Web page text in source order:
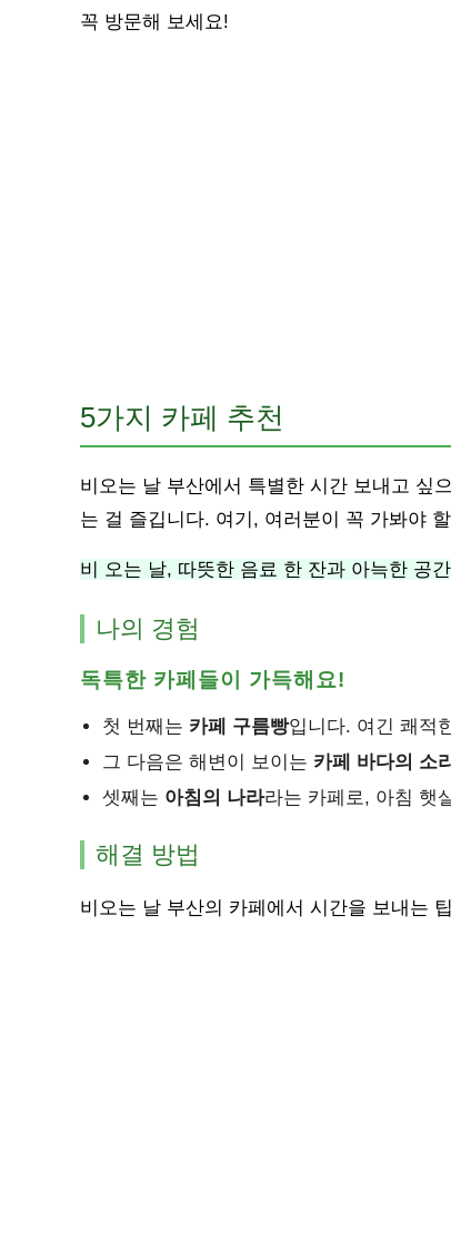
꼭 방문해 보세요!
5가지 카페 추천
비오는 날 부산에서 특별한 시간 보내고 싶
는 걸 즐깁니다. 여기, 여러분이 꼭 가봐야
비 오는 날, 따뜻한 음료 한 잔과 아늑한 공
나의 경험
독특한 카페들이 가득해요!
첫 번째는 카페 구름빵입니다. 여긴 쾌적
그 다음은 해변이 보이는 카페 바다의 소리
셋째는 아침의 나라라는 카페로, 아침 햇
해결 방법
비오는 날 부산의 카페에서 시간을 보내는